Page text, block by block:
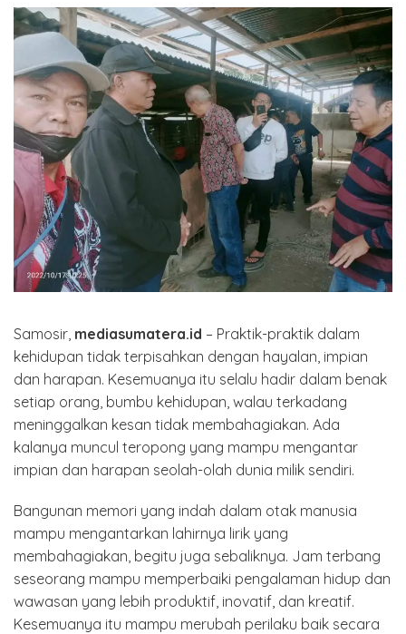
Samosir, mediasumatera.id – Praktik-praktik dalam
kehidupan tidak terpisahkan dengan hayalan, impian
dan harapan. Kesemuanya itu selalu hadir dalam benak
setiap orang, bumbu kehidupan, walau terkadang
meninggalkan kesan tidak membahagiakan. Ada
kalanya muncul teropong yang mampu mengantar
impian dan harapan seolah-olah dunia milik sendiri.
Bangunan memori yang indah dalam otak manusia
mampu mengantarkan lahirnya lirik yang
membahagiakan, begitu juga sebaliknya. Jam terbang
seseorang mampu memperbaiki pengalaman hidup dan
wawasan yang lebih produktif, inovatif, dan kreatif.
Kesemuanya itu mampu merubah perilaku baik secara